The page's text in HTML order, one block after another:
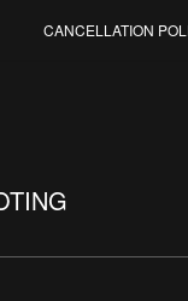
CANCELLATION